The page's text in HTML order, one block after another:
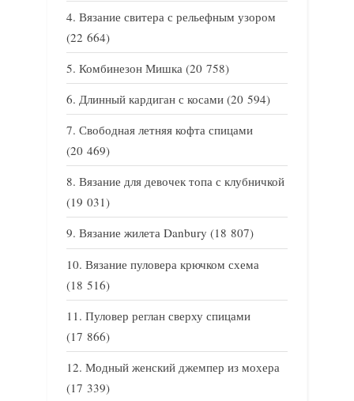
Вязание свитера с рельефным узором
(22 664)
Комбинезон Мишка (20 758)
Длинный кардиган с косами (20 594)
Свободная летняя кофта спицами
(20 469)
Вязание для девочек топа с клубничкой
(19 031)
Вязание жилета Danbury (18 807)
Вязание пуловера крючком схема
(18 516)
Пуловер реглан сверху спицами
(17 866)
Модный женский джемпер из мохера
(17 339)